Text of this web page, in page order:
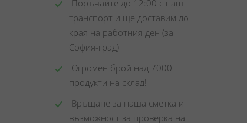
Поръчайте до 12:00 с наш
транспорт и ще доставим до
края на работния ден (за
София-град)
Огромен брой над 7000
продукти на склад!
Връщане за наша сметка и
възможност за проверка на